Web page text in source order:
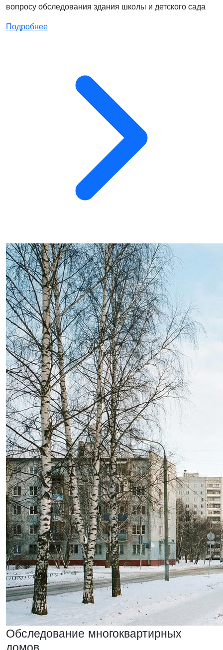
вопросу обследования здания школы и детского сада
Подробнее
Обследование многоквартирных
домов